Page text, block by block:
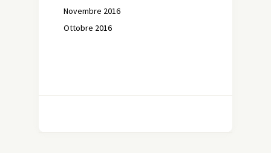
Novembre 2016
Ottobre 2016